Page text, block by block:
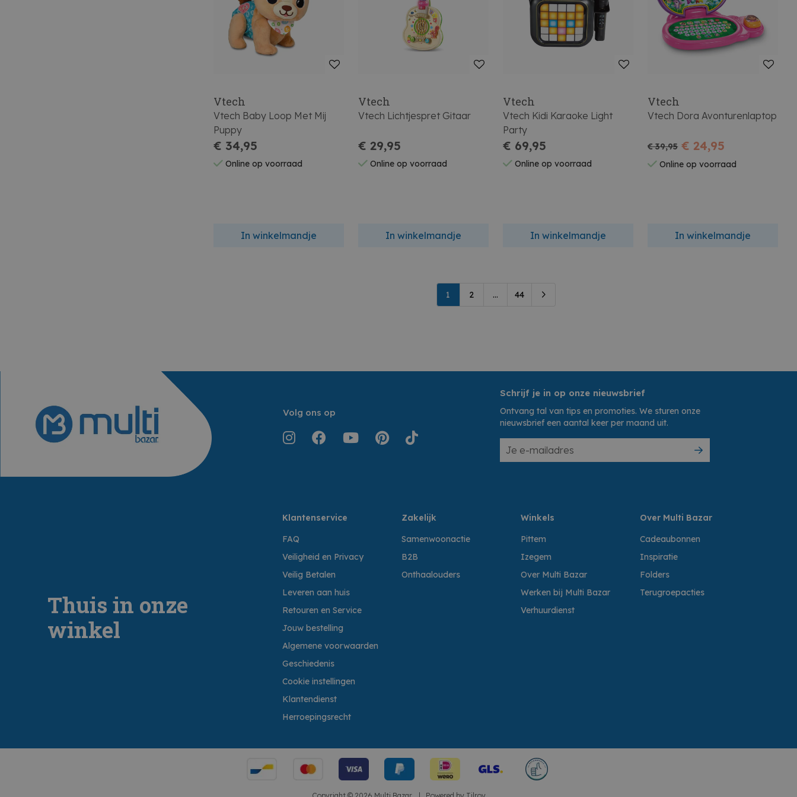
Vtech
Vtech Baby Loop Met Mij
Puppy
€ 34,95
Online op voorraad
In winkelmandje
Vtech
Vtech Lichtjespret Gitaar
€ 29,95
Online op voorraad
In winkelmandje
Vtech
Vtech Kidi Karaoke Light
Party
€ 69,95
Online op voorraad
In winkelmandje
Vtech
Vtech Dora Avonturenlaptop
€ 39,95 € 24,95
Online op voorraad
In winkelmandje
1 2 ... 44
Volg ons op
Schrijf je in op onze nieuwsbrief
Ontvang tal van tips en promoties. We sturen onze
nieuwsbrief een aantal keer per maand uit.
Thuis in onze
winkel
Klantenservice
FAQ
Veiligheid en Privacy
Veilig Betalen
Leveren aan huis
Retouren en Service
Jouw bestelling
Algemene voorwaarden
Geschiedenis
Cookie instellingen
Klantendienst
Herroepingsrecht
Zakelijk
Samenwoonactie
B2B
Onthaalouders
Winkels
Pittem
Izegem
Over Multi Bazar
Werken bij Multi Bazar
Verhuurdienst
Over Multi Bazar
Cadeaubonnen
Inspiratie
Folders
Terugroepacties